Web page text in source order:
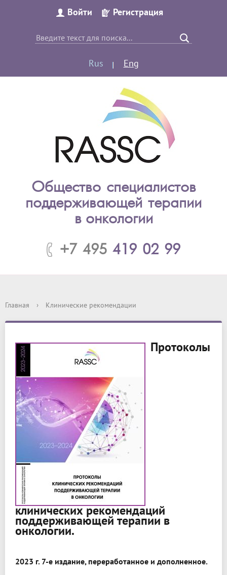
Войти Регистрация
Rus Eng
Общество специалистов
поддерживающей терапии
в онкологии
+7 495 419 02 99
Главная › Клинические рекомендации
Протоколы
клинических рекомендаций
поддерживающей терапии в
онкологии.
2023 г. 7-е издание, переработанное и дополненное.